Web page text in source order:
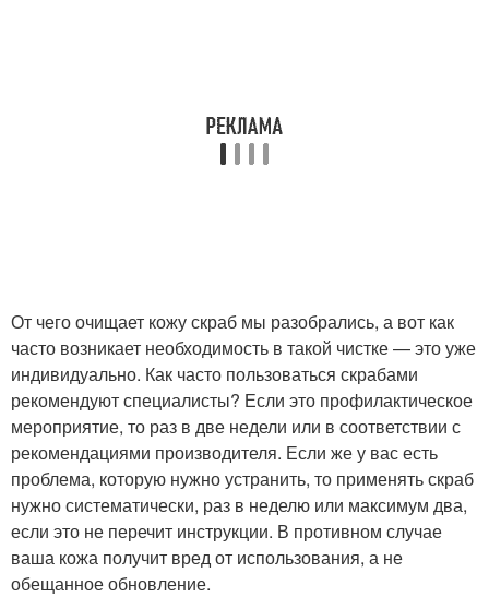
От чего очищает кожу скраб мы разобрались, а вот как
часто возникает необходимость в такой чистке — это уже
индивидуально. Как часто пользоваться скрабами
рекомендуют специалисты? Если это профилактическое
мероприятие, то раз в две недели или в соответствии с
рекомендациями производителя. Если же у вас есть
проблема, которую нужно устранить, то применять скраб
нужно систематически, раз в неделю или максимум два,
если это не перечит инструкции. В противном случае
ваша кожа получит вред от использования, а не
обещанное обновление.